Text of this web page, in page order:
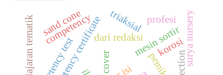
mesin sortir
cover
dari redaksi
competency surya nursery
triaksial
sand cone profesi
korosi